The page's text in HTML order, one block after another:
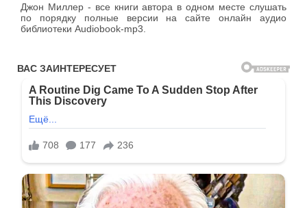
Джон Миллер - все книги автора в одном месте слушать
по порядку полные версии на сайте онлайн аудио
библиотеки Audiobook-mp3.